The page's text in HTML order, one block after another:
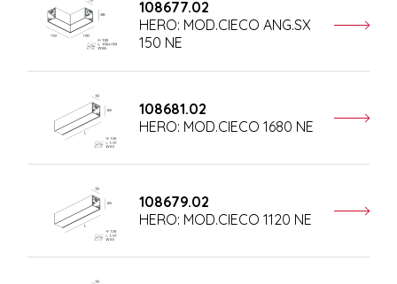
108677.02
HERO: MOD.CIECO ANG.SX
150 NE
108681.02
HERO: MOD.CIECO 1680 NE
108679.02
HERO: MOD.CIECO 1120 NE